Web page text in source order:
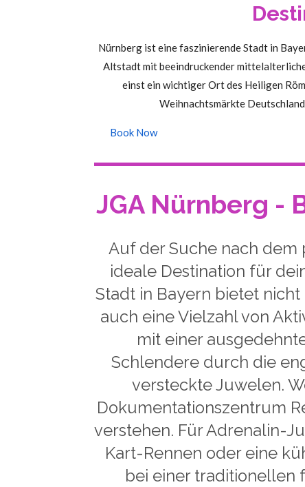
Nürnberg ist eine faszinierende Stadt in
Altstadt mit beeindruckender
einst ein wichtiger Ort des Heiligen
Weihnachtsmärkte
Book Now
JGA Nürnberg -
Auf der Suche nach
ideale Destination für
Stadt in Bayern bietet
auch eine Vielzahl von
mit einer
Schlendere durch die
versteckte Juwelen.
Dokumentationszentrum
verstehen. Für Adrenalin-
Kart-Rennen oder eine
bei einer traditionellen